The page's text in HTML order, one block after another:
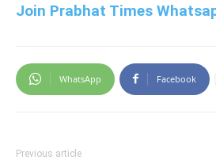
Join Prabhat Times
WhatsApp Facebook
Previous article